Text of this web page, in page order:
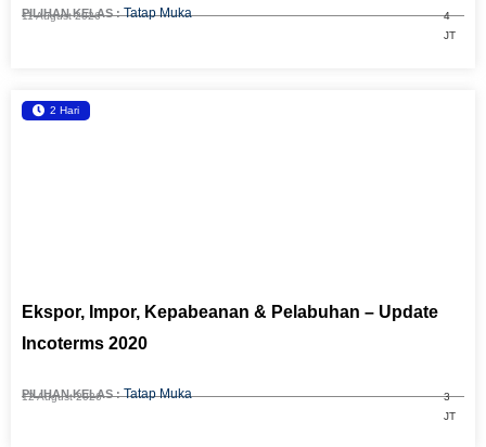
PILIHAN KELAS :Tatap Muka
11 August 2026
4
JT
2 Hari
Ekspor, Impor, Kepabeanan & Pelabuhan – Update
Incoterms 2020
PILIHAN KELAS :Tatap Muka
12 August 2026
3
JT